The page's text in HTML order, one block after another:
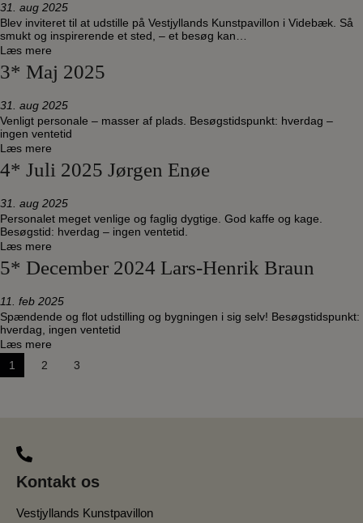
31. aug 2025
Blev inviteret til at udstille på Vestjyllands Kunstpavillon i Videbæk. Så
smukt og inspirerende et sted, – et besøg kan…
Læs mere
3* Maj 2025
31. aug 2025
Venligt personale – masser af plads. Besøgstidspunkt: hverdag –
ingen ventetid
Læs mere
4* Juli 2025 Jørgen Enøe
31. aug 2025
Personalet meget venlige og faglig dygtige. God kaffe og kage.
Besøgstid: hverdag – ingen ventetid.
Læs mere
5* December 2024 Lars-Henrik Braun
11. feb 2025
Spændende og flot udstilling og bygningen i sig selv! Besøgstidspunkt:
hverdag, ingen ventetid
Læs mere
Navigation
1 2 3
Kontakt os
Vestjyllands Kunstpavillon